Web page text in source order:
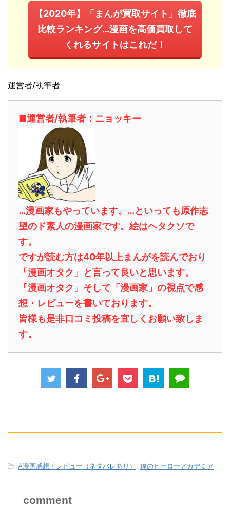
【2020年】「まんが買取サイト」徹底
比較ランキング…漫画を高価買取して
くれるサイトはこれだ！
運営者/執筆者
■運営者/執筆者：ニョッキー
…漫画家もやっています。…といっても原作志
望のド素人の漫画家です。絵はヘタクソで
す。
ですが読む方は40年以上まんがを読んでおり
「漫画オタク」と言って良いと思います。
「漫画オタク」そして「漫画家」の視点で感
想・レビューを書いております。
皆様も是非口コミ投稿を宜しくお願い致しま
す。
-A漫画感想・レビュー（ネタバレあり） 僕のヒーローアカデミア
comment